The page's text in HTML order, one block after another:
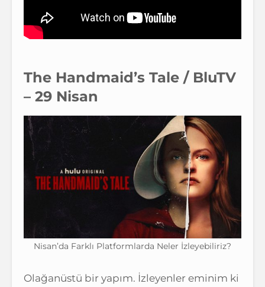
The Handmaid’s Tale / BluTV
– 29 Nisan
Nisan’da Farklı Platformlarda Neler İzleyebiliriz?
Olağanüstü bir yapım. İzleyenler eminim ki